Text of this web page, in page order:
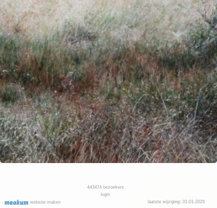
website maken
443474bezoekers
login
laatste wijziging: 01-01-2026